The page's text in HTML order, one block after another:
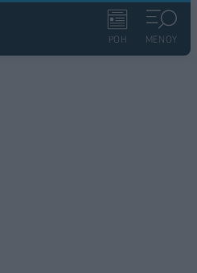
ΡΟΗ ΜΕΝΟΥ